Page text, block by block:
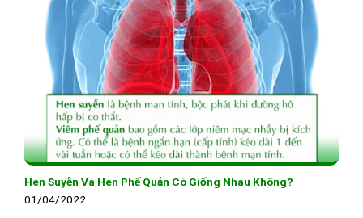
Hen Suyễn Và Hen Phế Quản Có Giống Nhau Không?
01/04/2022